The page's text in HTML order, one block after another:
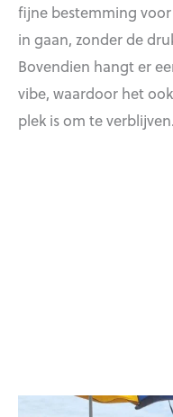
fijne bestemming
in gaan, zonder de
Bovendien hangt er
vibe, waardoor het
plek is om te verblijven.